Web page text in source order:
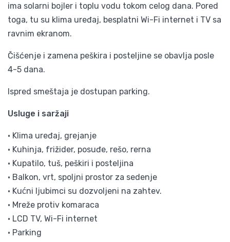
ima solarni bojler i toplu vodu tokom celog dana. Pored
toga, tu su klima uređaj, besplatni Wi-Fi internet i TV sa
ravnim ekranom.
Čišćenje i zamena peškira i posteljine se obavlja posle
4-5 dana.
Ispred smeštaja je dostupan parking.
Usluge i saržaji
• Klima uređaj, grejanje
• Kuhinja, frižider, posuđe, rešo, rerna
• Kupatilo, tuš, peškiri i posteljina
• Balkon, vrt, spoljni prostor za sedenje
• Kućni ljubimci su dozvoljeni na zahtev.
• Mreže protiv komaraca
• LCD TV, Wi-Fi internet
• Parking